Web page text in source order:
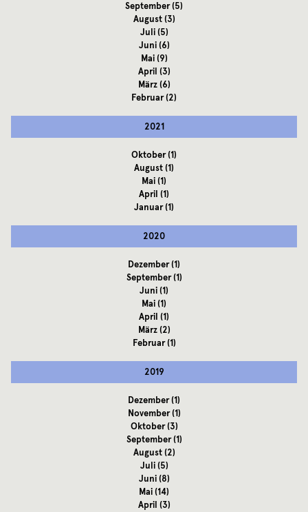
September(5)
August(3)
Juli(5)
Juni(6)
Mai(9)
April (3)
März(6)
Februar(2)
2021
Oktober(1)
August(1)
Mai(1)
April (1)
Januar(1)
2020
Dezember(1)
September(1)
Juni(1)
Mai(1)
April (1)
März(2)
Februar(1)
2019
Dezember(1)
November(1)
Oktober(3)
September(1)
August(2)
Juli(5)
Juni(8)
Mai(14)
April (3)